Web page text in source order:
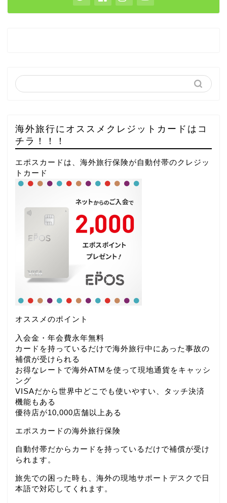
海外旅行にオススメクレジットカードはコ
チラ！！！
エポスカードは、海外旅行保険が自動付帯のクレジッ
トカード
オススメのポイント
入会金・年会費永年無料
カードを持っているだけで海外旅行中にあった事故の
補償が受けられる
お得なレートで海外ATMを使って現地通貨をキャッシ
ング
VISAだから世界中どこでも使いやすい、タッチ決済
機能もある
優待店が10,000店舗以上ある
エポスカードの海外旅行保険
自動付帯だからカードを持っているだけで補償が受け
られます。
旅先での困った時も、海外の現地サポートデスクで日
本語で対応してくれます。